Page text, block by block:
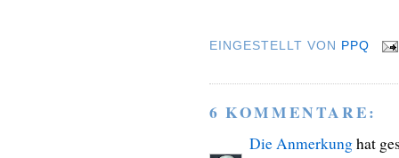
EINGESTELLT VON PPQ
6 KOMMENTARE:
Die Anmerkunghat